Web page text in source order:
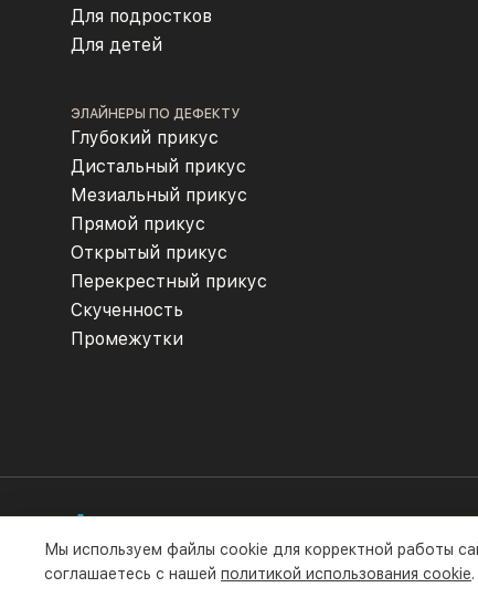
Для подростков
Для детей
ЭЛАЙНЕРЫ ПО ДЕФЕКТУ
Глубокий прикус
Дистальный прикус
Мезиальный прикус
Прямой прикус
Открытый прикус
Перекрестный прикус
Скученность
Промежутки
Все права защищены компанией ООО
Мы используем файлы cookie для корректной работы
соглашаетесь с нашей политикой использования cookie.